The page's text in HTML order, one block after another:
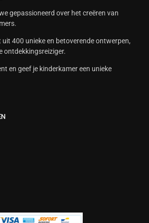
gepassioneerd over het creëren van
400 unieke en betoverende ontwerpen,
ontdekkingsreiziger.
en geef je kinderkamer een unieke